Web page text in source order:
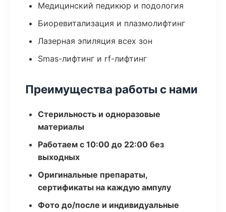
Медицинский педикюр и подология
Биоревитализация и плазмолифтинг
Лазерная эпиляция всех зон
Smas-лифтинг и rf-лифтинг
Преимущества работы с нами
Стерильность и одноразовые
материалы
Работаем с 10:00 до 22:00 без
выходных
Оригинальные препараты,
сертификаты на каждую ампулу
Фото до/после и индивидуальные